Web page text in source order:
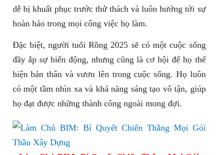
dễ bị khuất phục trước thử thách và luôn hướng tới sự
hoàn hảo trong mọi công việc họ làm.
Đặc biệt, người tuổi Rồng 2025 sẽ có một cuộc sống
đầy ắp sự biến động, nhưng cũng là cơ hội để họ thể
hiện bản thân và vươn lên trong cuộc sống. Họ luôn
có một tầm nhìn xa và khả năng sáng tạo vô tận, giúp
họ đạt được những thành công ngoài mong đợi.